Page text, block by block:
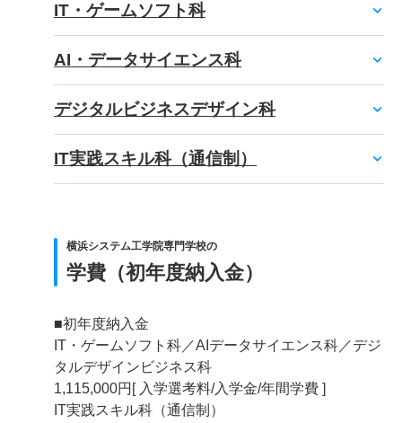
IT・ゲームソフト科
AI・データサイエンス科
デジタルビジネスデザイン科
IT実践スキル科（通信制）
横浜システム工学院専門学校の
学費（初年度納入金）
■初年度納入金
IT・ゲームソフト科／AIデータサイエンス科／デジ
タルデザインビジネス科
1,115,000円[ 入学選考料/入学金/年間学費 ]
IT実践スキル科（通信制）